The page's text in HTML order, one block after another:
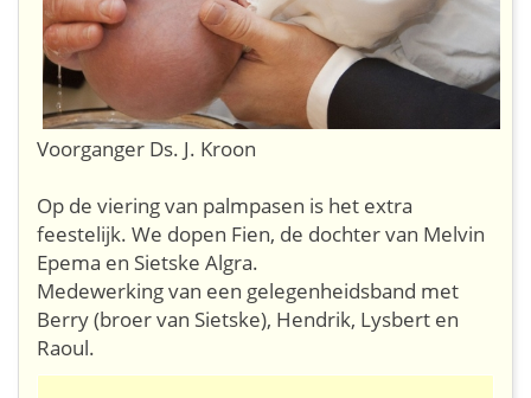
Voorganger Ds. J. Kroon
Op de viering van palmpasen is het extra
feestelijk. We dopen Fien, de dochter van Melvin
Epema en Sietske Algra.
Medewerking van een gelegenheidsband met
Berry (broer van Sietske), Hendrik, Lysbert en
Raoul.